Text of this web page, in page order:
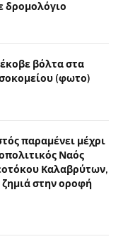
δρομολόγιο
βόλτα στα
(φωτο)
παραμένει μέχρι
Ναός
Καλαβρύτων,
στην οροφή